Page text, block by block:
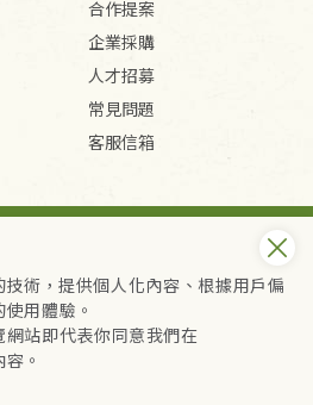
合作提案
企業採購
人才招募
常見問題
客服信箱
股份有限公司(統編：16301262) /
限公司(統編：25149752)
Reserved.
術，提供個人化內容、根據用戶偏
用體驗。
站即代表你同意我們在
。